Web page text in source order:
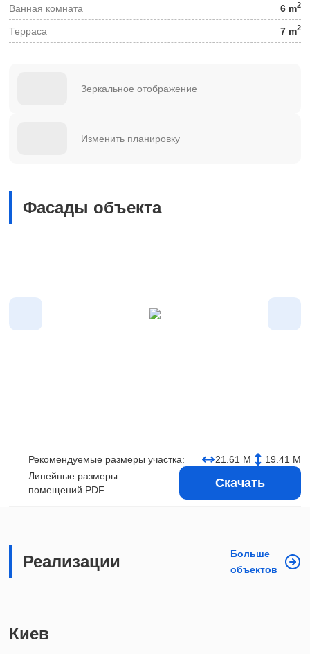
Ванная комната 6 m2
Терраса 7 m2
Зеркальное отображение
Изменить планировку
Фасады объекта
Рекомендуемые размеры участка: 21.61 М
19.41 М
Линейные размеры
помещений PDF
Скачать
Реализации
Больше
объектов
Киев